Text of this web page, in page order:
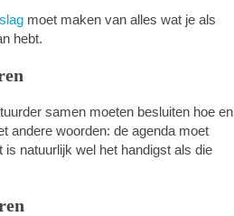
moet maken van alles wat je als
hebt.
samen moeten besluiten hoe en
andere woorden: de agenda moet
natuurlijk wel het handigst als die